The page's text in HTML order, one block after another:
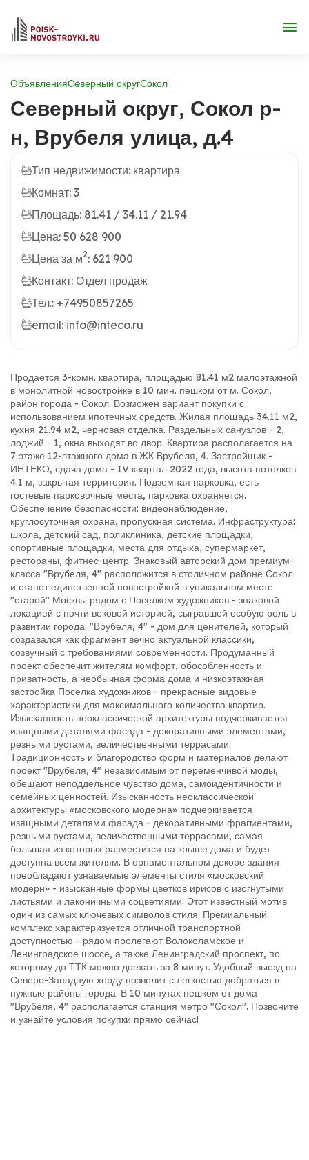
ОбъявленияСеверный округСокол
Северный округ, Сокол р-
н, Врубеля улица, д.4
Тип недвижимости: квартира
Комнат: 3
Площадь: 81.41 / 34.11 / 21.94
Цена: 50 628 900
Цена за м2: 621 900
Контакт: Отдел продаж
Тел.: +74950857265
email: info@inteco.ru
Продается 3-комн. квартира, площадью 81.41 м2 малоэтажной
в монолитной новостройке в 10 мин. пешком от м. Сокол,
район города - Сокол. Возможен вариант покупки с
использованием ипотечных средств. Жилая площадь 34.11 м2,
кухня 21.94 м2, черновая отделка. Раздельных санузлов - 2,
лоджий - 1, окна выходят во двор. Квартира располагается на
7 этаже 12-этажного дома в ЖК Врубеля, 4. Застройщик -
ИНТЕКО, сдача дома - IV квартал 2022 года, высота потолков
4.1 м, закрытая территория. Подземная парковка, есть
гостевые парковочные места, парковка охраняется.
Обеспечение безопасности: видеонаблюдение,
круглосуточная охрана, пропускная система. Инфраструктура:
школа, детский сад, поликлиника, детские площадки,
спортивные площадки, места для отдыха, супермаркет,
рестораны, фитнес-центр. Знаковый авторский дом премиум-
класса "Врубеля, 4" расположится в столичном районе Сокол
и станет единственной новостройкой в уникальном месте
"старой" Москвы рядом с Поселком художников - знаковой
локацией с почти вековой историей, сыгравшей особую роль в
развитии города. "Врубеля, 4" - дом для ценителей, который
создавался как фрагмент вечно актуальной классики,
созвучный с требованиями современности. Продуманный
проект обеспечит жителям комфорт, обособленность и
приватность, а необычная форма дома и низкоэтажная
застройка Поселка художников - прекрасные видовые
характеристики для максимального количества квартир.
Изысканность неоклассической архитектуры подчеркивается
изящными деталями фасада - декоративными элементами,
резными рустами, величественными террасами.
Традиционность и благородство форм и материалов делают
проект "Врубеля, 4" независимым от переменчивой моды,
обещают неподдельное чувство дома, самоидентичности и
семейных ценностей. Изысканность неоклассической
архитектуры «московского модерна» подчеркивается
изящными деталями фасада - декоративными фрагментами,
резными рустами, величественными террасами, самая
большая из которых разместится на крыше дома и будет
доступна всем жителям. В орнаментальном декоре здания
преобладают узнаваемые элементы стиля «московский
модерн» - изысканные формы цветков ирисов с изогнутыми
листьями и лаконичными соцветиями. Этот известный мотив
один из самых ключевых символов стиля. Премиальный
комплекс характеризуется отличной транспортной
доступностью - рядом пролегают Волоколамское и
Ленинградское шоссе, а также Ленинградский проспект, по
которому до ТТК можно доехать за 8 минут. Удобный выезд на
Северо-Западную хорду позволит с легкостью добраться в
нужные районы города. В 10 минутах пешком от дома
"Врубеля, 4" располагается станция метро "Сокол". Позвоните
и узнайте условия покупки прямо сейчас!